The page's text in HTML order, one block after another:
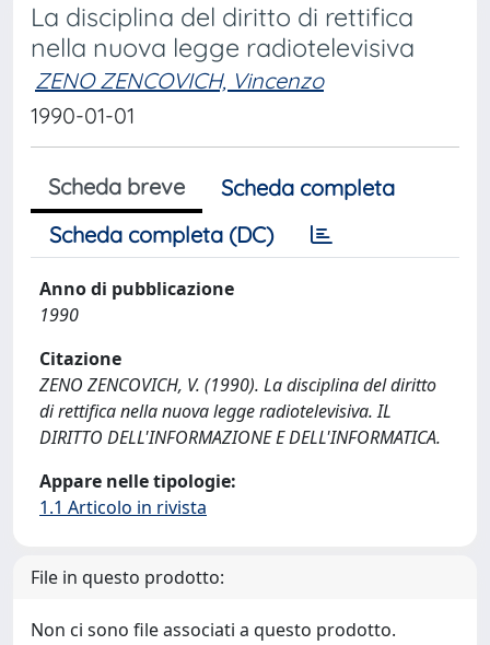
La disciplina del diritto di rettifica
nella nuova legge radiotelevisiva
ZENO ZENCOVICH, Vincenzo
1990-01-01
Scheda breve
Scheda completa
Scheda completa (DC)
Anno di pubblicazione
1990
Citazione
ZENO ZENCOVICH, V. (1990). La disciplina del diritto
di rettifica nella nuova legge radiotelevisiva. IL
DIRITTO DELL'INFORMAZIONE E DELL'INFORMATICA.
Appare nelle tipologie:
1.1 Articolo in rivista
File in questo prodotto:
Non ci sono file associati a questo prodotto.